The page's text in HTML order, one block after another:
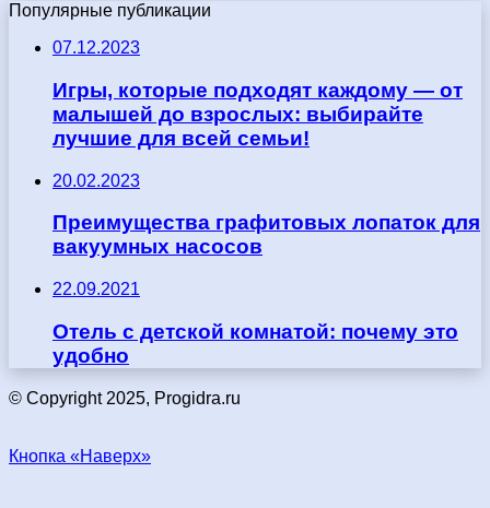
Популярные публикации
07.12.2023
Игры, которые подходят каждому — от
малышей до взрослых: выбирайте
лучшие для всей семьи!
20.02.2023
Преимущества графитовых лопаток для
вакуумных насосов
22.09.2021
Отель с детской комнатой: почему это
удобно
© Copyright 2025, Progidra.ru
Кнопка «Наверх»